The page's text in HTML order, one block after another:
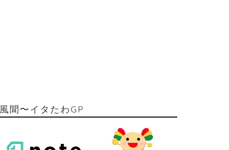
風聞〜イタたわGP